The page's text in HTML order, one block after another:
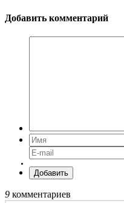
Добавить комментарий
Добавить
9 комментариев